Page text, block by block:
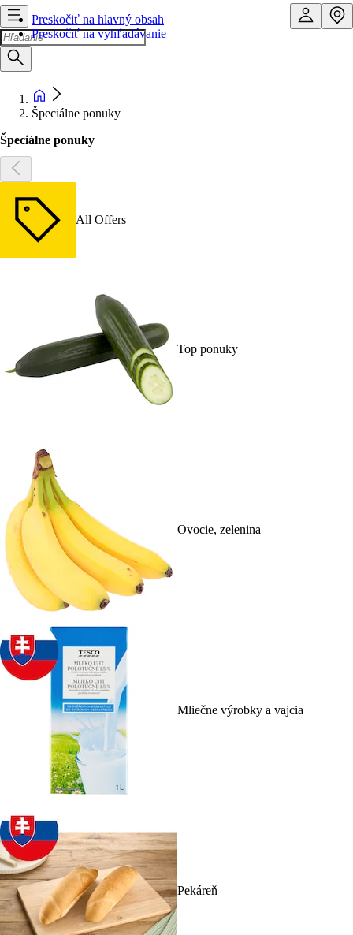
Preskočiť na hlavný obsah
Preskočiť na vyhľadávanie
Špeciálne ponuky
Špeciálne ponuky
All Offers
Top ponuky
Ovocie, zelenina
Mliečne výrobky a vajcia
Pekáreň